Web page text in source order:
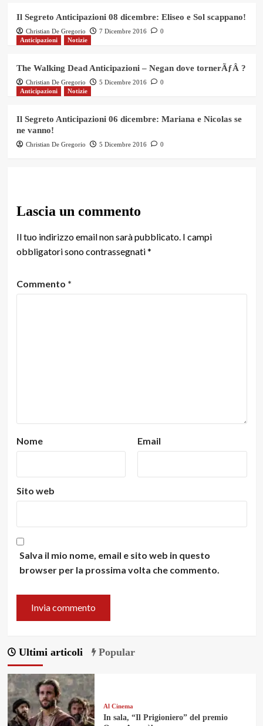
Il Segreto Anticipazioni 08 dicembre: Eliseo e Sol scappano!
Christian De Gregorio 7 Dicembre 2016
0
Anticipazioni
Notizie
The Walking Dead Anticipazioni – Negan dove tornerÃƒÂ ?
Christian De Gregorio 5 Dicembre 2016
0
Anticipazioni
Notizie
Il Segreto Anticipazioni 06 dicembre: Mariana e Nicolas se
ne vanno!
Christian De Gregorio 5 Dicembre 2016 0
Lascia un commento
Il tuo indirizzo email non sarà pubblicato. I campi
obbligatori sono contrassegnati*
Commento *
Nome Email
Sito web
Salva il mio nome, email e sito web in questo
browser per la prossima volta che commento.
Ultimi articoli Popular
Al Cinema
In sala, “Il Prigioniero” del premio